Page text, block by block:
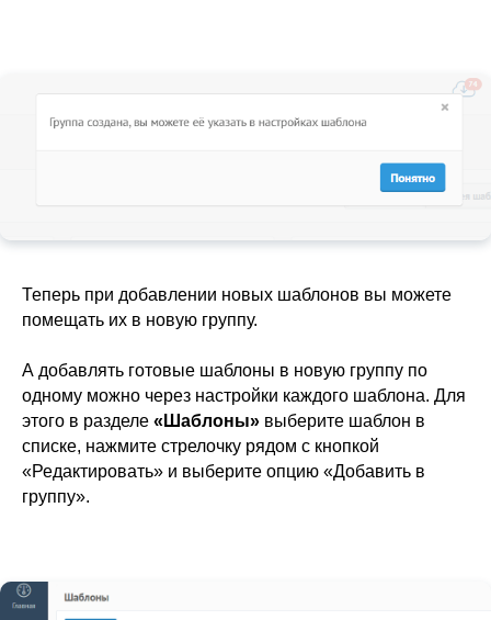
Теперь при добавлении новых шаблонов вы можете
помещать их в новую группу.
А добавлять готовые шаблоны в новую группу по
одному можно через настройки каждого шаблона. Для
этого в разделе «Шаблоны» выберите шаблон в
списке, нажмите стрелочку рядом с кнопкой
«Редактировать» и выберите опцию «Добавить в
группу».